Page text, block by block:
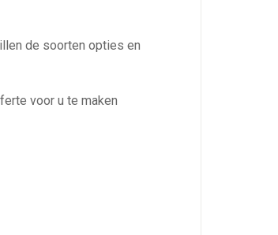
de soorten opties en
voor u te maken